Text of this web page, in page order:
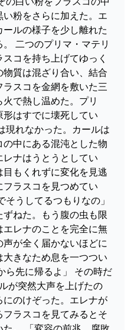
粉をさらに加えた。エ
ルの様子を少し離れた
二つのプリマ・マテリ
コを持ち上げてゆっく
質は混ざり合い、結合
スコを金網を敷いた三
で熱し温めた。プリ
はすでに壊死してい
現れなかった。カールは
中にある混沌とした物
ナはうとうとしてい
もくれずに変化を見逃
ラスコを見つめてい
うしてるつもりなの」
ねた。もう腹の虫も限
レナのことを完全に無
が全く届かないほどに
きなため息を一つつい
ら先に帰るよ」 その時だ
が突然大声を上げたの
のけぞった。エレナが
ラスコを見てみるとそ